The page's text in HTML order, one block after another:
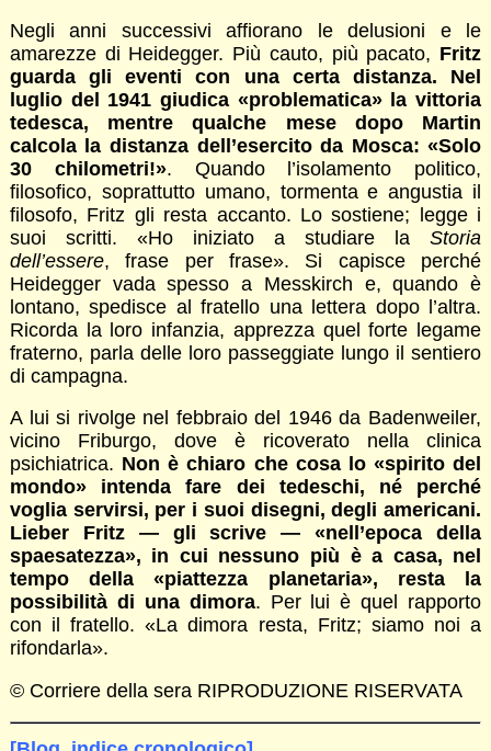
Negli anni successivi affiorano le delusioni e le
amarezze di Heidegger. Più cauto, più pacato, Fritz
guarda gli eventi con una certa distanza. Nel
luglio del 1941 giudica «problematica» la vittoria
tedesca, mentre qualche mese dopo Martin
calcola la distanza dell’esercito da Mosca: «Solo
30 chilometri!». Quando l’isolamento politico,
filosofico, soprattutto umano, tormenta e angustia il
filosofo, Fritz gli resta accanto. Lo sostiene; legge i
suoi scritti. «Ho iniziato a studiare laStoria
dell’essere, frase per frase». Si capisce perché
Heidegger vada spesso a Messkirch e, quando è
lontano, spedisce al fratello una lettera dopo l’altra.
Ricorda la loro infanzia, apprezza quel forte legame
fraterno, parla delle loro passeggiate lungo il sentiero
di campagna.
A lui si rivolge nel febbraio del 1946 da Badenweiler,
vicino Friburgo, dove è ricoverato nella clinica
psichiatrica. Non è chiaro che cosa lo «spirito del
mondo» intenda fare dei tedeschi, né perché
voglia servirsi, per i suoi disegni, degli americani.
Lieber Fritz — gli scrive — «nell’epoca della
spaesatezza», in cui nessuno più è a casa, nel
tempo della «piattezza planetaria», resta la
possibilità di una dimora. Per lui è quel rapporto
con il fratello. «La dimora resta, Fritz; siamo noi a
rifondarla».
© Corriere della sera RIPRODUZIONE RISERVATA